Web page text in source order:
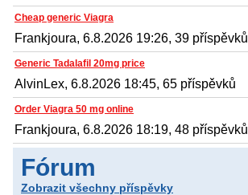
Cheap generic Viagra
Frankjoura, 6.8.2026 19:26, 39 příspěvků
Generic Tadalafil 20mg price
AlvinLex, 6.8.2026 18:45, 65 příspěvků
Order Viagra 50 mg online
Frankjoura, 6.8.2026 18:19, 48 příspěvků
Fórum
Zobrazit všechny příspěvky